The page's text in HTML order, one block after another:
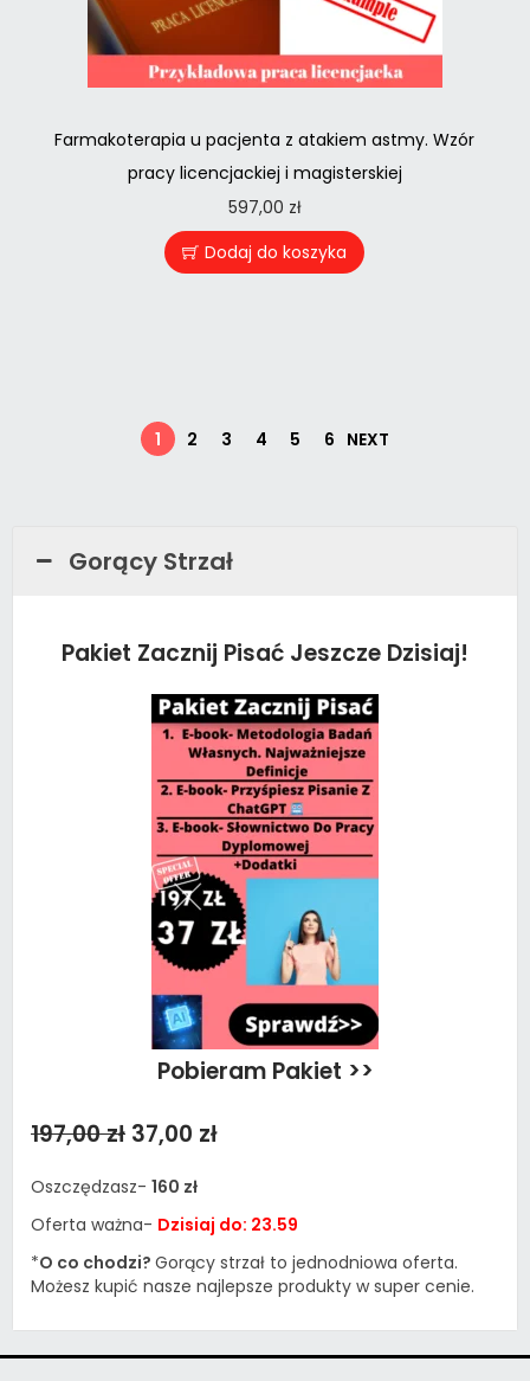
Farmakoterapia u pacjenta z atakiem astmy. Wzór
pracy licencjackiej i magisterskiej
597,00 zł
Dodaj do koszyka
1 2 3 4 5 6 NEXT
Gorący Strzał
Pakiet Zacznij Pisać Jeszcze Dzisiaj!
Pobieram Pakiet >>
197,00 zł 37,00 zł
Oszczędzasz- 160 zł
Oferta ważna- Dzisiaj do: 23.59
*O co chodzi? Gorący strzał to jednodniowa oferta.
Możesz kupić nasze najlepsze produkty w super cenie.